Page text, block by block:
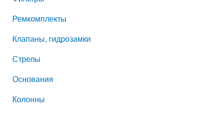
Ремкомплекты
Клапаны, гидрозамки
Стрелы
Основания
Колонны